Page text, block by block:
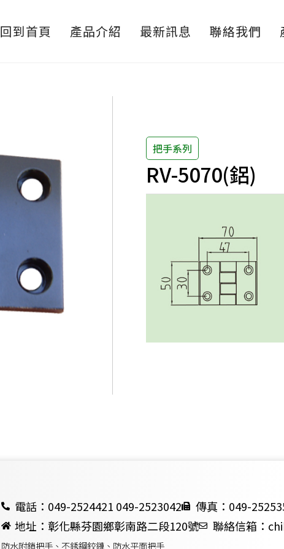
回到首頁 產品介紹 最新訊息 聯絡我們
把手系列
RV-5070(鋁)
電話：049-2524421 049-2523042
傳真：049-
地址：彰化縣芬園鄉彰南路二段120號
聯絡信箱：
防水附鎖把手、不銹鋼鉸鏈、防水平面把手